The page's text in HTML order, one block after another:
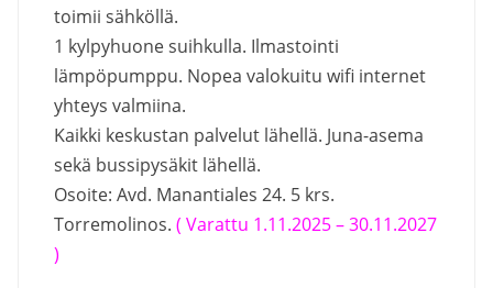
toimii sähköllä.
1 kylpyhuone suihkulla. Ilmastointi
lämpöpumppu. Nopea valokuitu wifi internet
yhteys valmiina.
Kaikki keskustan palvelut lähellä. Juna-asema
sekä bussipysäkit lähellä.
Osoite: Avd. Manantiales 24. 5 krs.
Torremolinos. ( Varattu 1.11.2025 – 30.11.2027
)